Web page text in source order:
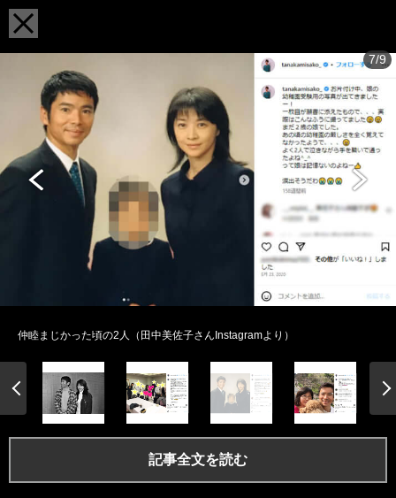
7/9
仲睦まじかった頃の2人（田中美佐子さんInstagramより）
記事全文を読む